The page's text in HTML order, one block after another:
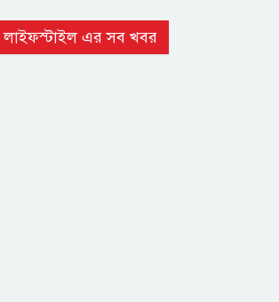
লাইফস্টাইল এর সব খবর